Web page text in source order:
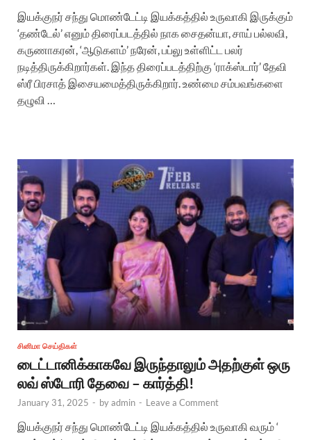
இயக்குநர் சந்து மொண்டேட்டி இயக்கத்தில் உருவாகி இருக்கும்
‘தண்டேல்’ எனும் திரைப்படத்தில் நாக சைதன்யா, சாய் பல்லவி,
கருணாகரன், ‘ஆடுகளம்’ நரேன், பப்லு உள்ளிட்ட பலர்
நடித்திருக்கிறார்கள். இந்த திரைப்படத்திற்கு ‘ராக்ஸ்டார்’ தேவி
ஸ்ரீ பிரசாத் இசையமைத்திருக்கிறார். உண்மை சம்பவங்களை
தழுவி …
சினிமா செய்திகள்
டைட்டானிக்காகவே இருந்தாலும் அதற்குள் ஒரு
லவ் ஸ்டோரி தேவை – கார்த்தி!
January 31, 2025 - byadmin - Leave a Comment
இயக்குநர் சந்து மொண்டேட்டி இயக்கத்தில் உருவாகி வரும் ‘